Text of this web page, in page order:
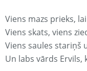
Viens mazs prieks,
Viens skats, viens
Viens saules stariņš
Un labs vārds Ervils,